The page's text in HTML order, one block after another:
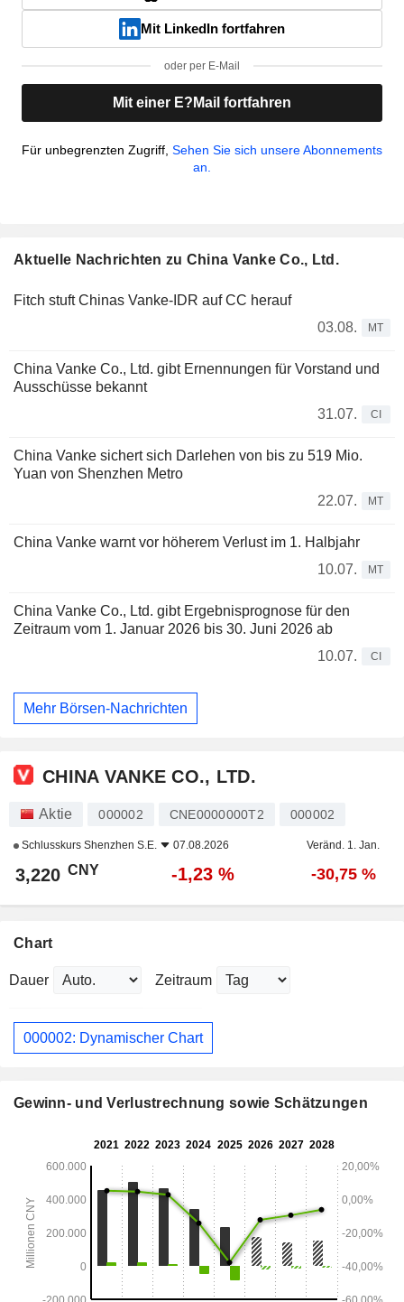
Mit LinkedIn fortfahren
oder per E-Mail
Mit einer E?Mail fortfahren
Für unbegrenzten Zugriff, Sehen Sie sich unsere Abonnements
an.
Aktuelle Nachrichten zu China Vanke Co., Ltd.
Fitch stuft Chinas Vanke-IDR auf CC herauf
03.08.
MT
China Vanke Co., Ltd. gibt Ernennungen für Vorstand und
Ausschüsse bekannt
31.07.
CI
China Vanke sichert sich Darlehen von bis zu 519 Mio.
Yuan von Shenzhen Metro
22.07.
MT
China Vanke warnt vor höherem Verlust im 1. Halbjahr
10.07.
MT
China Vanke Co., Ltd. gibt Ergebnisprognose für den
Zeitraum vom 1. Januar 2026 bis 30. Juni 2026 ab
10.07.
CI
Mehr Börsen-Nachrichten
CHINA VANKE CO., LTD.
Aktie 000002 CNE0000000T2 000002
Schlusskurs Shenzhen S.E. 07.08.2026 Veränd. 1. Jan.
3,220 CNY -1,23 % -30,75 %
Chart
Dauer Zeitraum
000002: Dynamischer Chart
Gewinn- und Verlustrechnung sowie Schätzungen